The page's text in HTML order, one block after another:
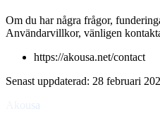
Om du har några frågor,
Användarvillkor, vänligen
https://akousa.net/contact
Senast uppdaterad: 28 februari
Akousa